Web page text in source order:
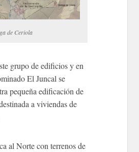
de Ceriola
grupo de edificios y en
El Juncal se
pequeña edificación de
a viviendas de
al Norte con terrenos de